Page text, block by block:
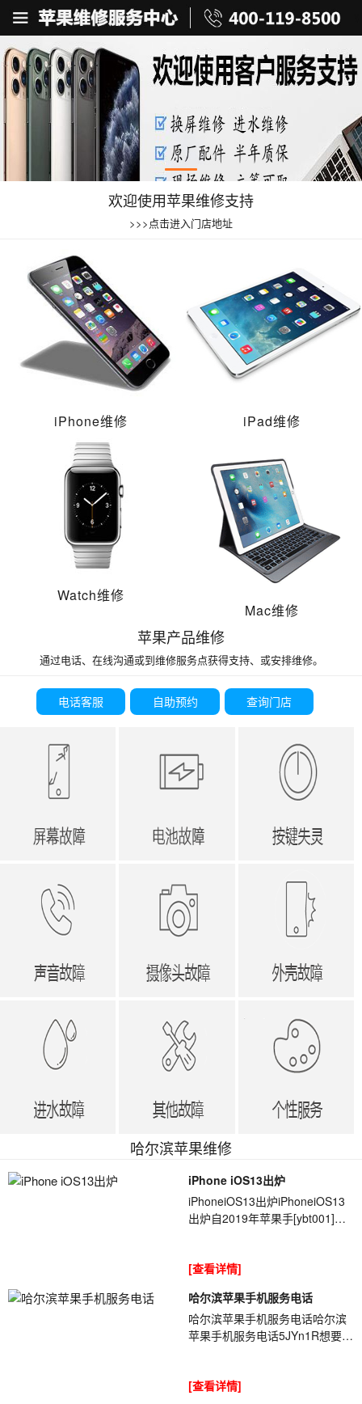
欢迎使用苹果维修支持
>>>点击进入门店地址
iPhone维修 iPad维修
Watch维修
Mac维修
苹果产品维修
通过电话、在线沟通或到维修服务点获得支持、或安排维修。
电话客服 自助预约 查询门店
哈尔滨苹果维修
iPhone iOS13出炉
iPhoneiOS13出炉iPhoneiOS13
出炉自2019年苹果手[ybt001]机
心中树立...
[查看详情]
哈尔滨苹果手机服务电话
哈尔滨苹果手机服务电话哈尔滨
苹果手机服务电话5JYn1R想要更
果换屏幕价格...
[查看详情]